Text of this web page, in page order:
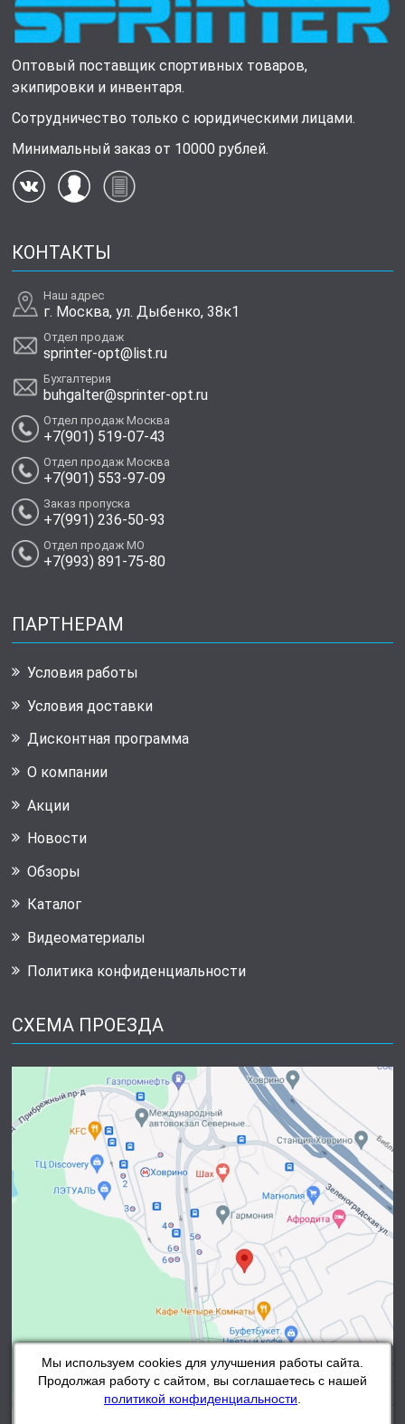
Мы используем cookies для улучшения работы сайта.
Продолжая работу с сайтом, вы соглашаетесь с нашей
политикой конфиденциальности
Оптовый поставщик спортивных товаров,
экипировки и инвентаря.
Сотрудничество только с юридическими лицами.
Минимальный заказ от 10000 рублей.
КОНТАКТЫ
Наш адрес
г. Москва, ул. Дыбенко, 38к1
Отдел продаж
sprinter-opt@list.ru
Бухгалтерия
buhgalter@sprinter-opt.ru
Отдел продаж Москва
+7(901) 519-07-43
Отдел продаж Москва
+7(901) 553-97-09
Заказ пропуска
+7(991) 236-50-93
Отдел продаж МО
+7(993) 891-75-80
ПАРТНЕРАМ
Условия работы
Условия доставки
Дисконтная программа
О компании
Акции
Новости
Обзоры
Каталог
Видеоматериалы
Политика конфиденциальности
СХЕМА ПРОЕЗДА